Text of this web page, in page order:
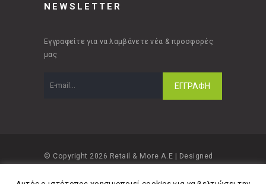
NEWSLETTER
Εγγραφείτε για να λαμβάνετε νέα & προσφορές
μας
© Copyright 2026 Retail & More A.E | Designed